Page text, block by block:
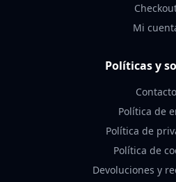
Mi
Políticas y
Contacto
Política de
Política de
Política de
Devoluciones y